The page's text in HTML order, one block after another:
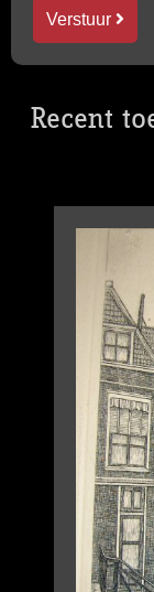
Verstuur
Recent